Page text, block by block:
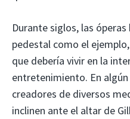
Durante siglos, las
pedestal como el
que debería vivir en la
entretenimiento. En
creadores de diversos
inclinen ante el altar de